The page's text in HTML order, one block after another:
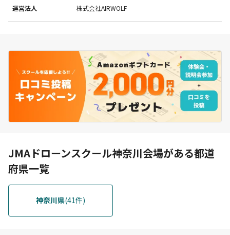
運営法人 株式会社AIRWOLF
JMAドローンスクール神奈川会場がある都道
府県一覧
神奈川県(41件)